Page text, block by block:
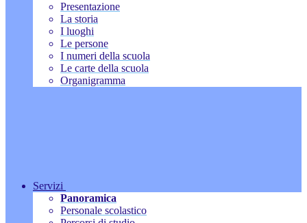
Presentazione
La storia
I luoghi
Le persone
I numeri della scuola
Le carte della scuola
Organigramma
Servizi
Panoramica
Personale scolastico